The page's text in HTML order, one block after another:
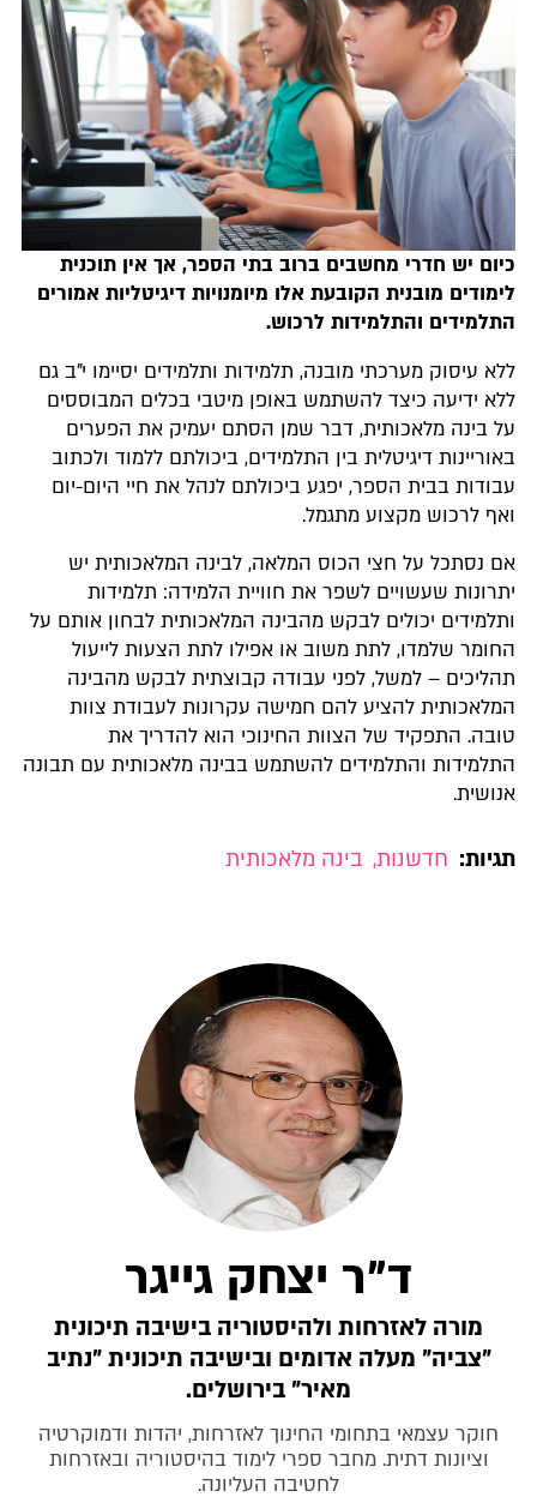
כיום יש חדרי מחשבים ברוב בתי הספר, אך אין תוכנית
לימודים מובנית הקובעת אלו מיומנויות דיגיטליות אמורים
התלמידים והתלמידות לרכוש.
ללא עיסוק מערכתי מובנה, תלמידות ותלמידים יסיימו י"ב גם
ללא ידיעה כיצד להשתמש באופן מיטבי בכלים המבוססים
על בינה מלאכותית, דבר שמן הסתם יעמיק את הפערים
באוריינות דיגיטלית בין התלמידים, ביכולתם ללמוד ולכתוב
עבודות בבית הספר, יפגע ביכולתם לנהל את חיי היום-יום
ואף לרכוש מקצוע מתגמל.
אם נסתכל על חצי הכוס המלאה, לבינה המלאכותית יש
יתרונות שעשויים לשפר את חוויית הלמידה: תלמידות
ותלמידים יכולים לבקש מהבינה המלאכותית לבחון אותם על
החומר שלמדו, לתת משוב או אפילו לתת הצעות לייעול
תהליכים – למשל, לפני עבודה קבוצתית לבקש מהבינה
המלאכותית להציע להם חמישה עקרונות לעבודת צוות
טובה. התפקיד של הצוות החינוכי הוא להדריך את
התלמידות והתלמידים להשתמש בבינה מלאכותית עם תבונה
אנושית.
תגיות: חדשנות, בינה מלאכותית
ד"ר יצחק גייגר
מורה לאזרחות ולהיסטוריה בישיבה תיכונית
"צביה" מעלה אדומים ובישיבה תיכונית "נתיב
מאיר" בירושלים.
חוקר עצמאי בתחומי החינוך לאזרחות, יהדות ודמוקרטיה
וציונות דתית. מחבר ספרי לימוד בהיסטוריה ובאזרחות
לחטיבה העליונה.